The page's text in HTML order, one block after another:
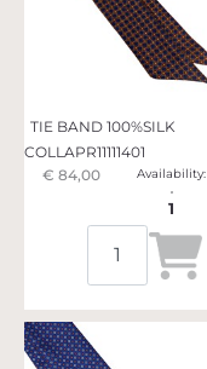
TIE BAND 100%SILK
COLLAPR11111401
€ 84,00
Availability:
1
Quantità